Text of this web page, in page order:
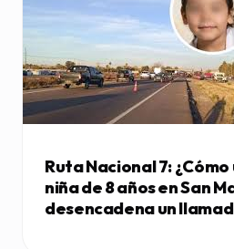
Ruta Nacional 7:
niña de 8 años en San
desencadena un